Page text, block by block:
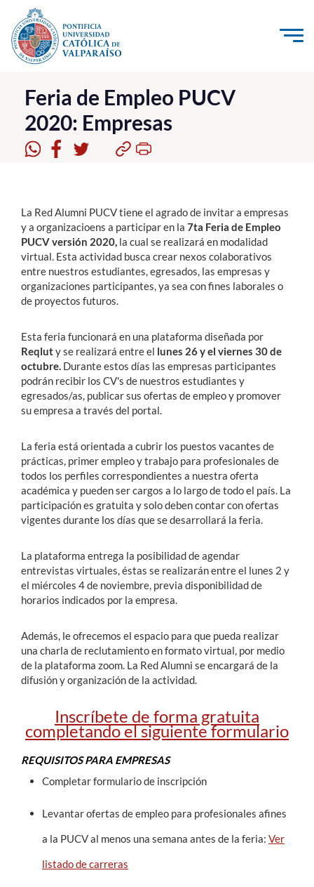
Click acá para ir directamente al contenido
La Universidad
Investigación, Creación e Innovación
PUCV Internacional
Admisión
Pregrado
Postgrado
Formación Continua
Estudiantes
Académicos
Funcionarios
English
Feria de Empleo PUCV
2020: Empresas
La Red Alumni PUCV tiene el agrado de invitar a empresas
y a organizacioens a participar en la 7ta Feria de Empleo
PUCV versión 2020, la cual se realizará en modalidad
virtual. Esta actividad busca crear nexos colaborativos
entre nuestros estudiantes, egresados, las empresas y
organizaciones participantes, ya sea con fines laborales o
de proyectos futuros.
Esta feria funcionará en una plataforma diseñada por
Reqluty se realizará entre el lunes 26 y el viernes 30 de
octubre. Durante estos días las empresas participantes
podrán recibir los CV's de nuestros estudiantes y
egresados/as, publicar sus ofertas de empleo y promover
su empresa a través del portal.
La feria está orientada a cubrir los puestos vacantes de
prácticas, primer empleo y trabajo para profesionales de
todos los perfiles correspondientes a nuestra oferta
académica y pueden ser cargos a lo largo de todo el país. La
participación es gratuita y solo deben contar con ofertas
vigentes durante los días que se desarrollará la feria.
La plataforma entrega la posibilidad de agendar
entrevistas virtuales, éstas se realizarán entre el lunes 2 y
el miércoles 4 de noviembre, previa disponibilidad de
horarios indicados por la empresa.
Además, le ofrecemos el espacio para que pueda realizar
una charla de reclutamiento en formato virtual, por medio
de la plataforma zoom. La Red Alumni se encargará de la
difusión y organización de la actividad.
Inscríbete de forma gratuita
completando el siguiente formulario
REQUISITOS PARA EMPRESAS
Completar formulario de inscripción
Levantar ofertas de empleo para profesionales afines
a la PUCV al menos una semana antes de la feria: Ver
listado de carreras